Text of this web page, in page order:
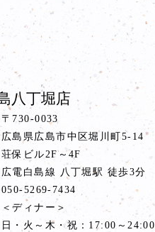
八丁堀店
〒730-0033
広島県広島市中区堀川町5-14
荘保ビル2F～4F
広電白島線 八丁堀駅 徒歩3分
050-5269-7434
＜ディナー＞
日・火～木・祝：17:00～24:00